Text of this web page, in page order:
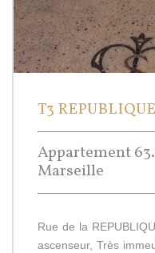
T3
Appartement
Marseille
Rue de la
ascenseur, Très